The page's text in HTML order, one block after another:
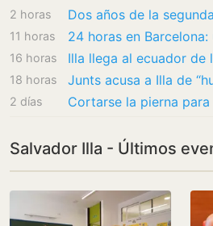
2 horas
11 horas
16 horas
18 horas
2 días Cortarse la pierna
Salvador Illa - Últimos